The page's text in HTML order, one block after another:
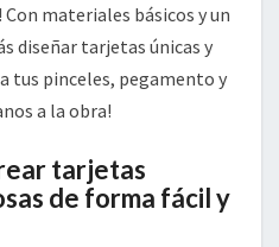
materiales básicos y un
diseñar tarjetas únicas y
tus pinceles, pegamento y
a la obra!
tarjetas
de forma fácil y